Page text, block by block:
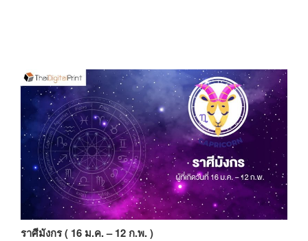
ราศีมังกร ( 16 ม.ค. – 12 ก.พ. )